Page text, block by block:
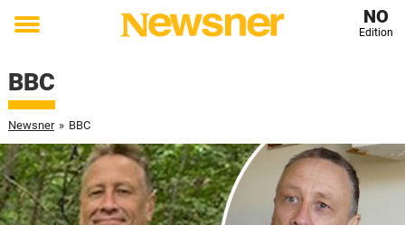
Toggle
NO
Edition
BBC
Newsner » BBC